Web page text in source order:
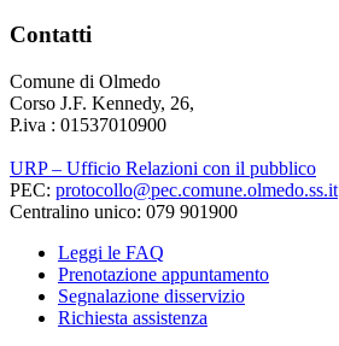
Contatti
Comune di Olmedo
Corso J.F. Kennedy, 26,
P.iva : 01537010900
URP – Ufficio Relazioni con il pubblico
PEC: protocollo@pec.comune.olmedo.ss.it
Centralino unico: 079 901900
Leggi le FAQ
Prenotazione appuntamento
Segnalazione disservizio
Richiesta assistenza